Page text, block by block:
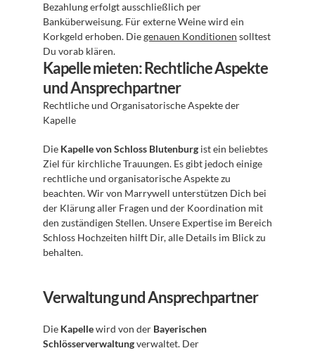
Bezahlung erfolgt ausschließlich per
Banküberweisung. Für externe Weine wird ein
Korkgeld erhoben. Die genauen Konditionen solltest
Du vorab klären.
Kapelle mieten: Rechtliche Aspekte
und Ansprechpartner
Rechtliche und Organisatorische Aspekte der
Kapelle
Die Kapelle von Schloss Blutenburg ist ein beliebtes
Ziel für kirchliche Trauungen. Es gibt jedoch einige
rechtliche und organisatorische Aspekte zu
beachten. Wir von Marrywell unterstützen Dich bei
der Klärung aller Fragen und der Koordination mit
den zuständigen Stellen. Unsere Expertise im Bereich
Schloss Hochzeiten hilft Dir, alle Details im Blick zu
behalten.
Verwaltung und Ansprechpartner
Die Kapelle wird von der Bayerischen
Schlösserverwaltung verwaltet. Der